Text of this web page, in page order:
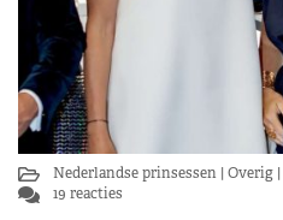
Nederlandse prinsessen Overig
19 reacties